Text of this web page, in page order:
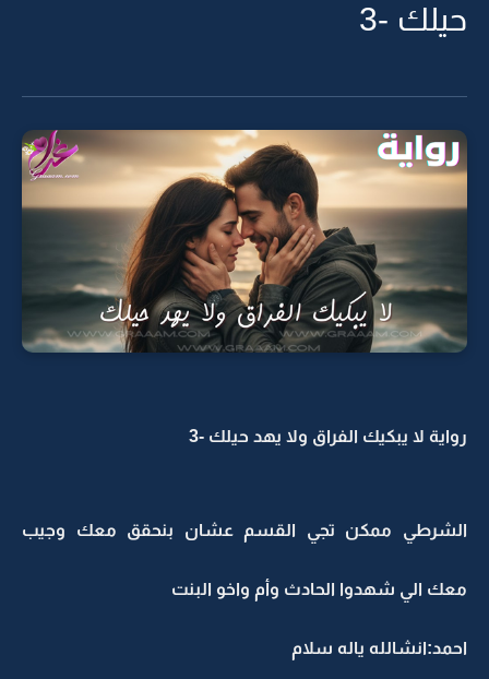
حيلك -3
رواية لا يبكيك الفراق ولا يهد حيلك -3
الشرطي ممكن تجي القسم عشان بنحقق معك وجيب
معك الي شهدوا الحادث وأم واخو البنت
احمد:انشالله ياله سلام